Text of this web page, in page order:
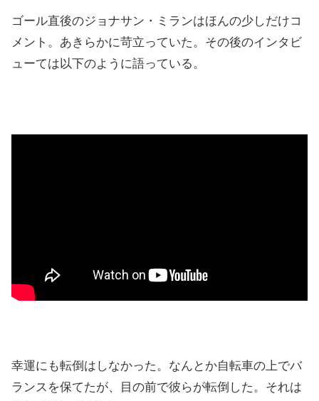
ゴール直後のジョナサン・ミランはほんの少しだけコ
メント。あきらかに苛立っていた。その後のインタビ
ューては以下のように語っている。
幸運にも転倒はしなかった。なんとか自転車の上でバ
ランスを保てたが、目の前で彼らが転倒した。それは